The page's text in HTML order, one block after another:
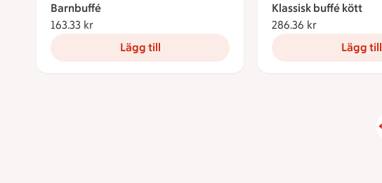
Barnbuffé
163.33 kr
Lägg till
Klassisk buffé kött
286.36 kr
Lägg till